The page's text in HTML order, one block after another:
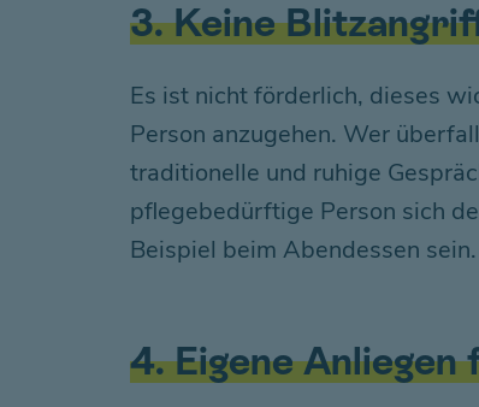
3. Keine
Es ist nicht förderlich, dieses
Person anzugehen. Wer
traditionelle und ruhige
pflegebedürftige Person sich
Beispiel beim Abendessen sein.
4. Eigene